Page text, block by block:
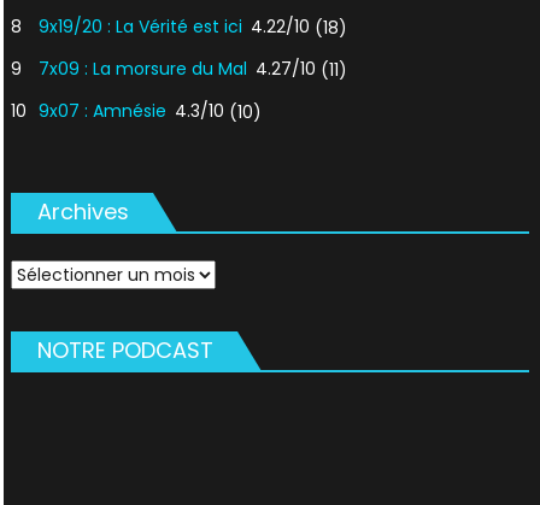
8
9x19/20 : La Vérité est ici 4.22/10 (18)
9
7x09 : La morsure du Mal 4.27/10 (11)
10 9x07 : Amnésie 4.3/10 (10)
Archives
Archives
NOTRE PODCAST